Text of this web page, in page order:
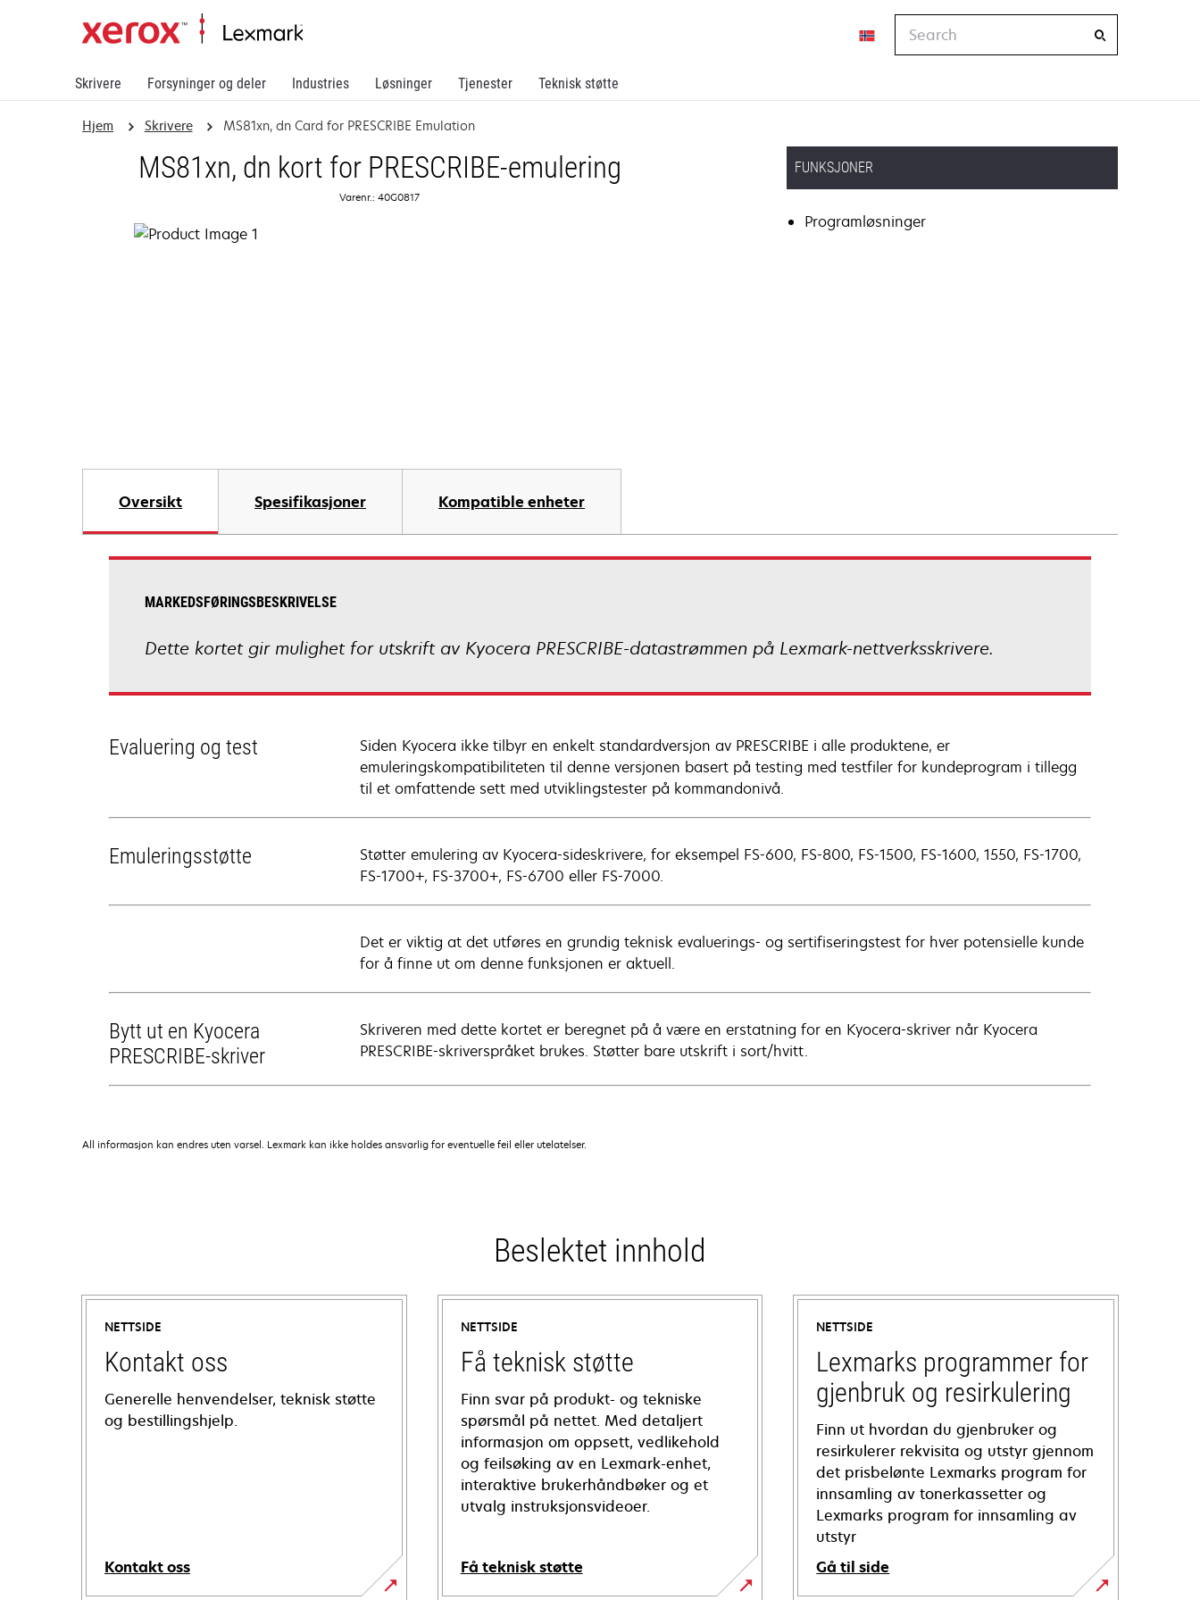
Skrivere Forsyninger og deler Industries Løsninger Tjenester Teknisk støtte
Hjem Skrivere MS81xn, dn Card for PRESCRIBE Emulation
MS81xn, dn kort for PRESCRIBE-emulering
Varenr.: 40G0817
FUNKSJONER
Programløsninger
Oversikt Spesifikasjoner Kompatible enheter
MARKEDSFØRINGSBESKRIVELSE
Dette kortet gir mulighet for utskrift av Kyocera PRESCRIBE-datastrømmen på Lexmark-nettverksskrivere.
Evaluering og test
Siden Kyocera ikke tilbyr en enkelt standardversjon av PRESCRIBE i alle produktene, er
emuleringskompatibiliteten til denne versjonen basert på testing med testfiler for kundeprogram i tillegg
til et omfattende sett med utviklingstester på kommandonivå.
Emuleringsstøtte
Støtter emulering av Kyocera-sideskrivere, for eksempel FS-600, FS-800, FS-1500, FS-1600, 1550, FS-1700,
FS-1700+, FS-3700+, FS-6700 eller FS-7000.
Det er viktig at det utføres en grundig teknisk evaluerings- og sertifiseringstest for hver potensielle kunde
for å finne ut om denne funksjonen er aktuell.
Bytt ut en Kyocera
PRESCRIBE-skriver
Skriveren med dette kortet er beregnet på å være en erstatning for en Kyocera-skriver når Kyocera
PRESCRIBE-skriverspråket brukes. Støtter bare utskrift i sort/hvitt.
All informasjon kan endres uten varsel. Lexmark kan ikke holdes ansvarlig for eventuelle feil eller utelatelser.
Beslektet innhold
NETTSIDE
Kontakt oss
Generelle henvendelser, teknisk støtte
og bestillingshjelp.
Kontakt oss
NETTSIDE
Få teknisk støtte
Finn svar på produkt- og tekniske
spørsmål på nettet. Med detaljert
informasjon om oppsett, vedlikehold
og feilsøking av en Lexmark-enhet,
interaktive brukerhåndbøker og et
utvalg instruksjonsvideoer.
Få teknisk støtte
NETTSIDE
Lexmarks programmer for
gjenbruk og resirkulering
Finn ut hvordan du gjenbruker og
resirkulerer rekvisita og utstyr gjennom
det prisbelønte Lexmarks program for
innsamling av tonerkassetter og
Lexmarks program for innsamling av
utstyr
Gå til side